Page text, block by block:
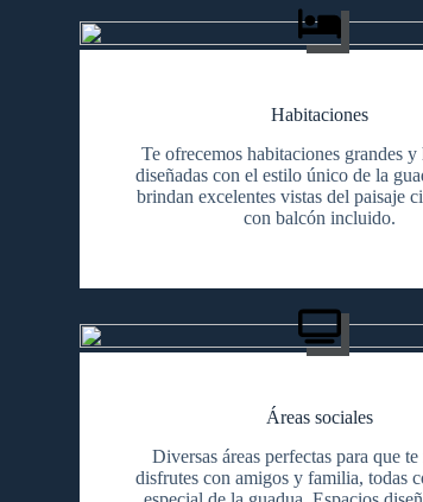
Habitaciones
Te ofrecemos habitaciones grandes y
diseñadas con el estilo único de la
brindan excelentes vistas del paisaje
con balcón incluido.
Áreas sociales
Diversas áreas perfectas para que
disfrutes con amigos y familia, todas